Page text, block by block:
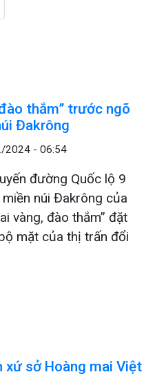
thắm” trước ngõ
Đakrông
2024 - 06:54
đường Quốc lộ 9
núi Đakrông của
vàng, đào thắm” đặt
mặt của thị trấn đổi
xứ sở Hoàng mai Việt